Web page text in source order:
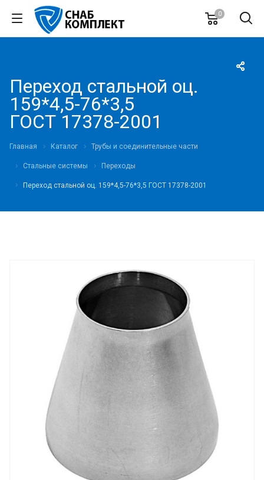
0
Переход стальной оц.
159*4,5-76*3,5
ГОСТ 17378-2001
Главная Каталог Трубы и соединительные части
Стальные системы Переходы
Переход стальной оц. 159*4,5-76*3,5 ГОСТ 17378-2001